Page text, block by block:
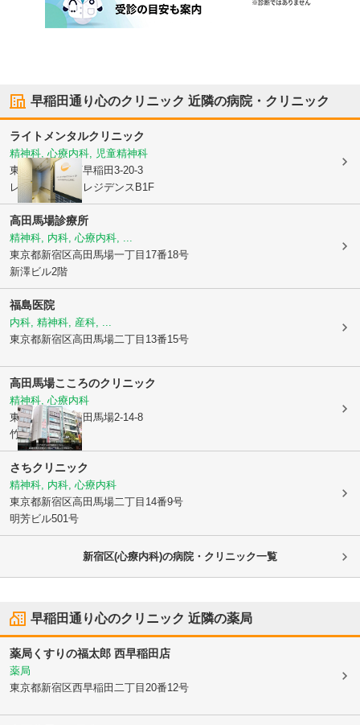
早稲田通り心のクリニック 近隣の病院・クリニック
ライトメンタルクリニック
精神科, 心療内科, 児童精神科
東京都新宿区
西早稲田3-20-3
レガリアタワーレジデンスB1F
高田馬場診療所
精神科, 内科, 心療内科, ...
東京都新宿区高田馬場一丁目17番18号
新澤ビル2階
福島医院
内科, 精神科, 産科, ...
東京都新宿区高田馬場二丁目13番15号
高田馬場こころのクリニック
精神科, 心療内科
東京都新宿区高田馬場2-14-8
竹内ビル5階
さちクリニック
精神科, 内科, 心療内科
東京都新宿区高田馬場二丁目14番9号
明芳ビル501号
新宿区(心療内科)の病院・クリニック一覧
早稲田通り心のクリニック 近隣の薬局
薬局くすりの福太郎 西早稲田店
薬局
東京都新宿区西早稲田二丁目20番12号